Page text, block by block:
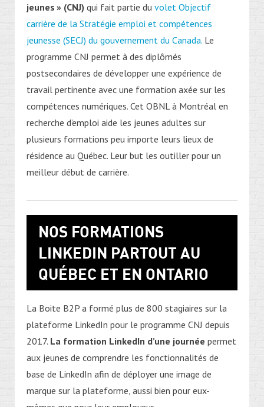
jeunes » (CNJ) qui fait partie du volet Objectif
carrière de la Stratégie emploi et compétences
jeunesse (SECJ) du gouvernement du Canada. Le
programme CNJ permet à des diplômés
postsecondaires de développer une expérience de
travail pertinente avec une formation axée sur les
compétences numériques. Cet OBNL à Montréal en
recherche d’emploi aide les jeunes adultes sur
plusieurs formations peu importe leurs lieux de
résidence au Québec. Leur but les outiller pour un
meilleur début de carrière.
NOS FORMATIONS
LINKEDIN PARTOUT AU
QUÉBEC ET EN ONTARIO
La Boite B2P a formé plus de 800 stagiaires sur la
plateforme LinkedIn pour le programme CNJ depuis
2017. La formation LinkedIn d’une journée permet
aux jeunes de comprendre les fonctionnalités de
base de LinkedIn afin de déployer une image de
marque sur la plateforme, aussi bien pour eux-